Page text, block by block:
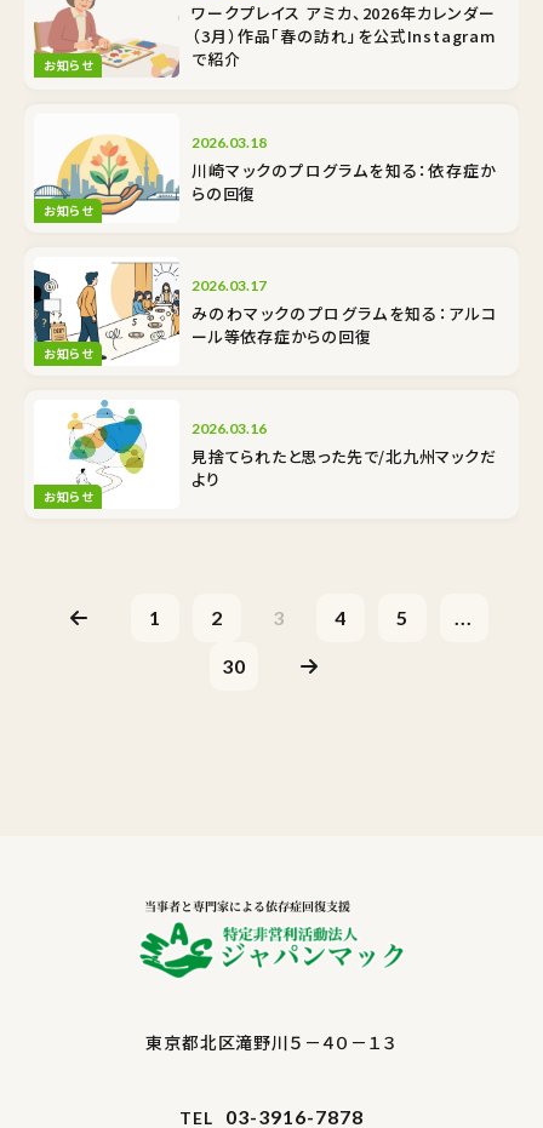
お知らせ
ワークプレイス アミカ、2026年カレンダー
（3月）作品「春の訪れ」を公式Instagram
で紹介
お知らせ
2026.03.18
川崎マックのプログラムを知る：依存症か
らの回復
お知らせ
2026.03.17
みのわマックのプログラムを知る：アルコ
ール等依存症からの回復
お知らせ
2026.03.16
見捨てられたと思った先で/北九州マックだ
より
1 2 3 4 5 ...
30
東京都北区滝野川５－４０－１３
TEL 03-3916-7878